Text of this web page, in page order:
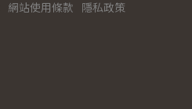
網站使用條款
隱私政策